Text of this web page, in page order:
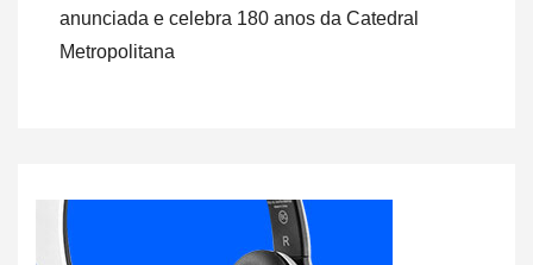
anunciada e celebra 180 anos da Catedral
Metropolitana